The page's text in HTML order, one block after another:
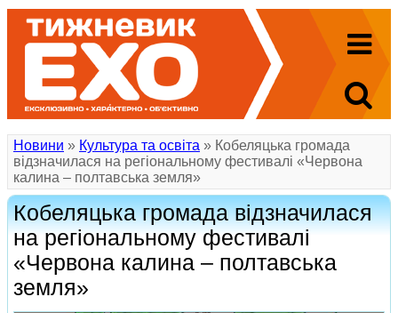
Новини » Культура та освіта » Кобеляцька громада
відзначилася на регіональному фестивалі «Червона
калина – полтавська земля»
Кобеляцька громада відзначилася
на регіональному фестивалі
«Червона калина – полтавська
земля»